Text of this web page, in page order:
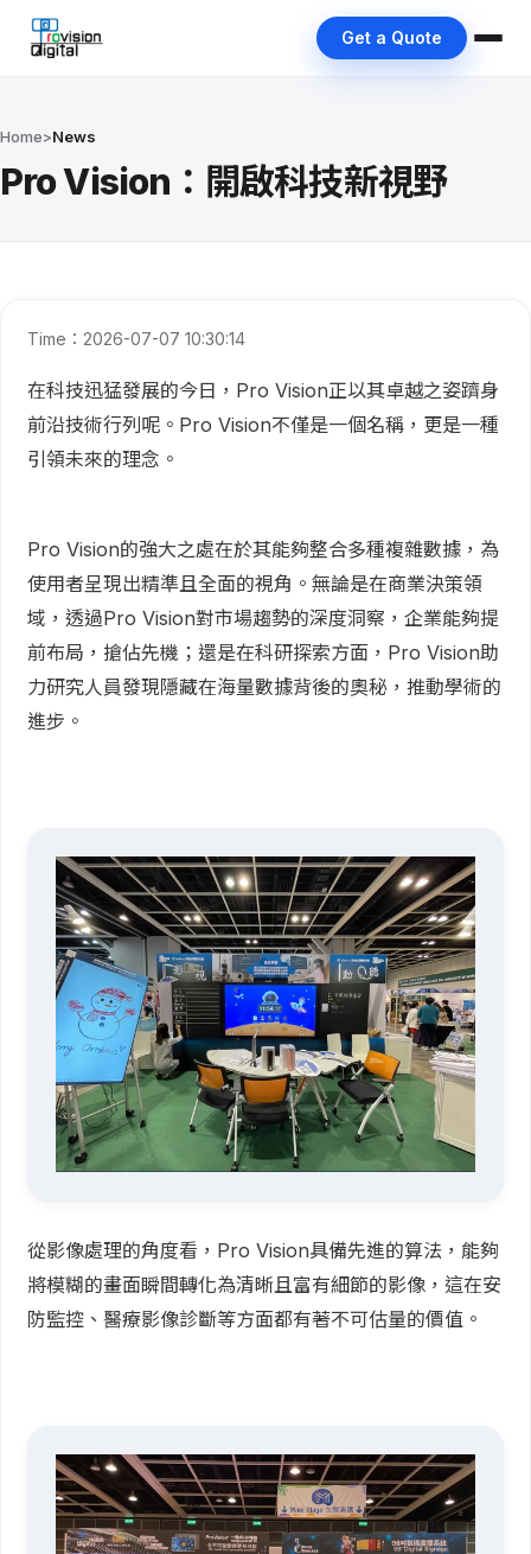
Get a Quote
Home>News
Pro Vision：開啟科技新視野
Time：2026-07-07 10:30:14
在科技迅猛發展的今日，Pro Vision正以其卓越之姿躋身
前沿技術行列呢。Pro Vision不僅是一個名稱，更是一種
引領未來的理念。
Pro Vision的強大之處在於其能夠整合多種複雜數據，為
使用者呈現出精準且全面的視角。無論是在商業決策領
域，透過Pro Vision對市場趨勢的深度洞察，企業能夠提
前布局，搶佔先機；還是在科研探索方面，Pro Vision助
力研究人員發現隱藏在海量數據背後的奧秘，推動學術的
進步。
從影像處理的角度看，Pro Vision具備先進的算法，能夠
將模糊的畫面瞬間轉化為清晰且富有細節的影像，這在安
防監控、醫療影像診斷等方面都有著不可估量的價值。